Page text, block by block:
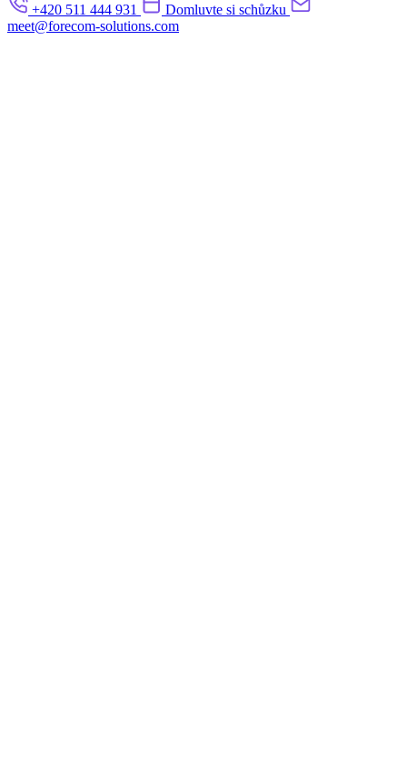
+420 511 444 931
Domluvte si schůzku
meet@forecom-solutions.com